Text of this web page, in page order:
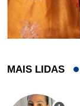
MAIS LIDAS